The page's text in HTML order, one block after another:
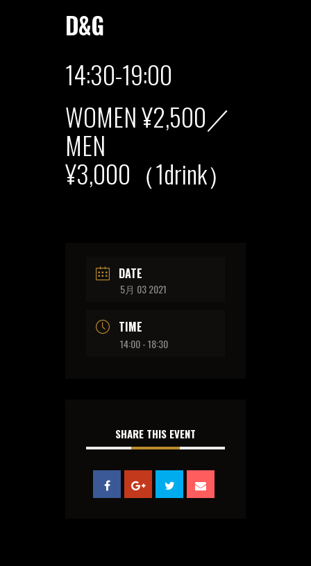
D&G
14:30-19:00
WOMEN ¥2,500／
MEN
¥3,000（1drink）
DATE
5月 03 2021
TIME
14:00 - 18:30
SHARE THIS EVENT